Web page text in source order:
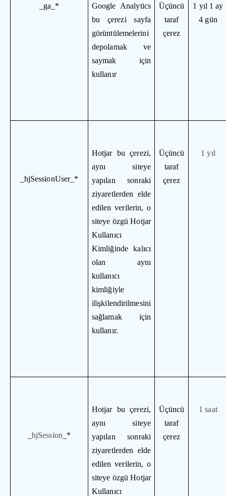
_ga_*
Google Analytics
bu çerezi sayfa
görüntülemelerini
depolamak ve
saymak için
kullanır
Üçüncü
taraf
çerez
1 yıl 1 ay
4 gün
_hjSessionUser_*
Hotjar bu çerezi,
aynı siteye
yapılan sonraki
ziyaretlerden elde
edilen verilerin, o
siteye özgü Hotjar
Kullanıcı
Kimliğinde kalıcı
olan aynı
kullanıcı
kimliğiyle
ilişkilendirilmesini
sağlamak için
kullanır.
Üçüncü
taraf
çerez
1 yıl
hjSession *
Hotjar bu çerezi,
aynı siteye
yapılan sonraki
ziyaretlerden elde
edilen verilerin, o
siteye özgü Hotjar
Kullanıcı
Üçüncü
taraf
çerez
1 saat